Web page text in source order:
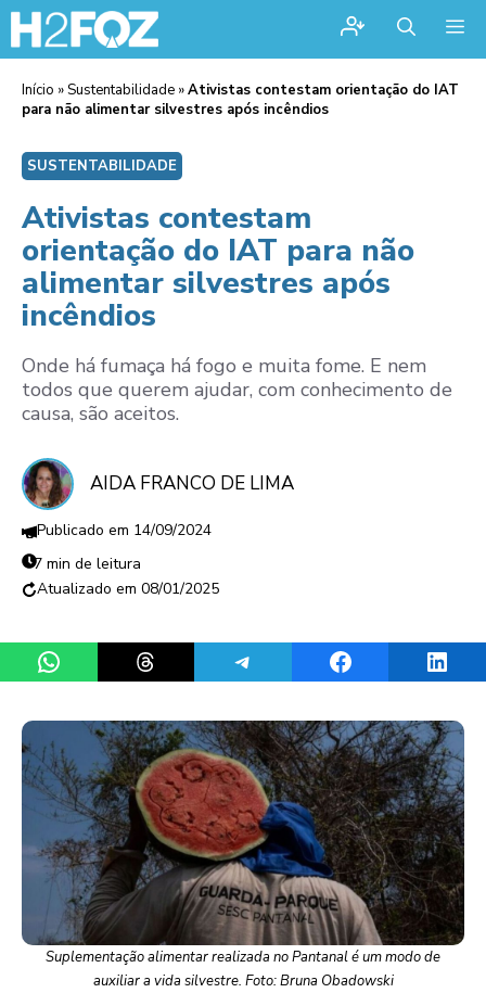
Início »Sustentabilidade »Ativistas contestam orientação do IAT
para não alimentar silvestres após incêndios
SUSTENTABILIDADE
Ativistas contestam
orientação do IAT para não
alimentar silvestres após
incêndios
Onde há fumaça há fogo e muita fome. E nem
todos que querem ajudar, com conhecimento de
causa, são aceitos.
AIDA FRANCO DE LIMA
14/09/2024
7 min de leitura
08/01/2025
Share on WhatsAppShare on ThreadsShare on TelegramShare on Facebook
Suplementação alimentar realizada no Pantanal é um modo de
auxiliar a vida silvestre. Foto: Bruna Obadowski